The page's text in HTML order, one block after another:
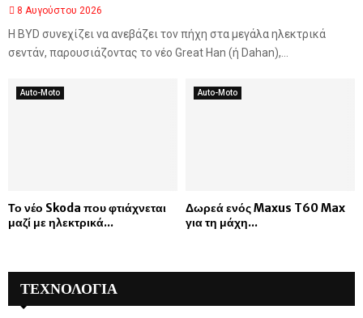
ΤΕΧΝΟΛΟΓΙΑ
8 Αυγούστου 2026
Η BYD συνεχίζει να ανεβάζει τον πήχη στα μεγάλα ηλεκτρικά
σεντάν, παρουσιάζοντας το νέο Great Han (ή Dahan),...
Auto-Moto
Το νέο Skoda που φτιάχνεται
μαζί με ηλεκτρικά...
Auto-Moto
Δωρεά ενός Maxus T60 Max
για τη μάχη...